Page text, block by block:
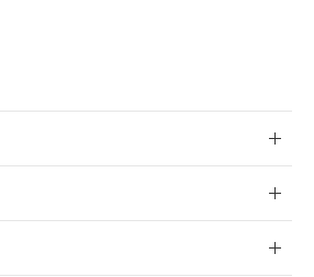
ビスに関するお客様との取
共同利用者とは、
用に関して"
囲」に記載されている法人を
（10物質）の非含有証明書
証明書（当社基準）
行日時点で非含有を証明す
に遡って非含有を証明する
せん。